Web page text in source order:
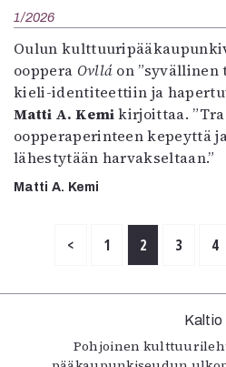
1/2026
Oulun
ooppera Ovllá on
kieli-identiteettiin ja
Matti A. Kemikirjoittaa.
oopperaperinteen kepeyttä
lähestytään harvakseltaan.”
Matti A. Kemi
< 1 2 3 4
Kaltio
Pohjoinen